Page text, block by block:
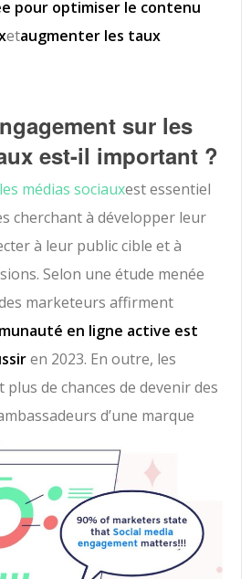
pour optimiser le contenu
etaugmenter les taux
sur les
est-il important ?
médias sociauxest essentiel
cherchant à développer leur
à leur public cible et à
Selon une étude menée
marketeurs affirment
en ligne active est
en 2023. En outre, les
de chances de devenir des
d’une marque